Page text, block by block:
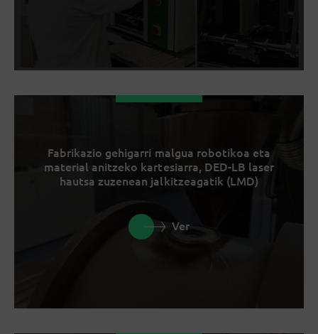
Fabrikazio gehigarri malgua robotikoa eta
material anitzeko kartesiarra, DED-LB laser
hautsa zuzenean jalkitzeagatik (LMD)
Ver